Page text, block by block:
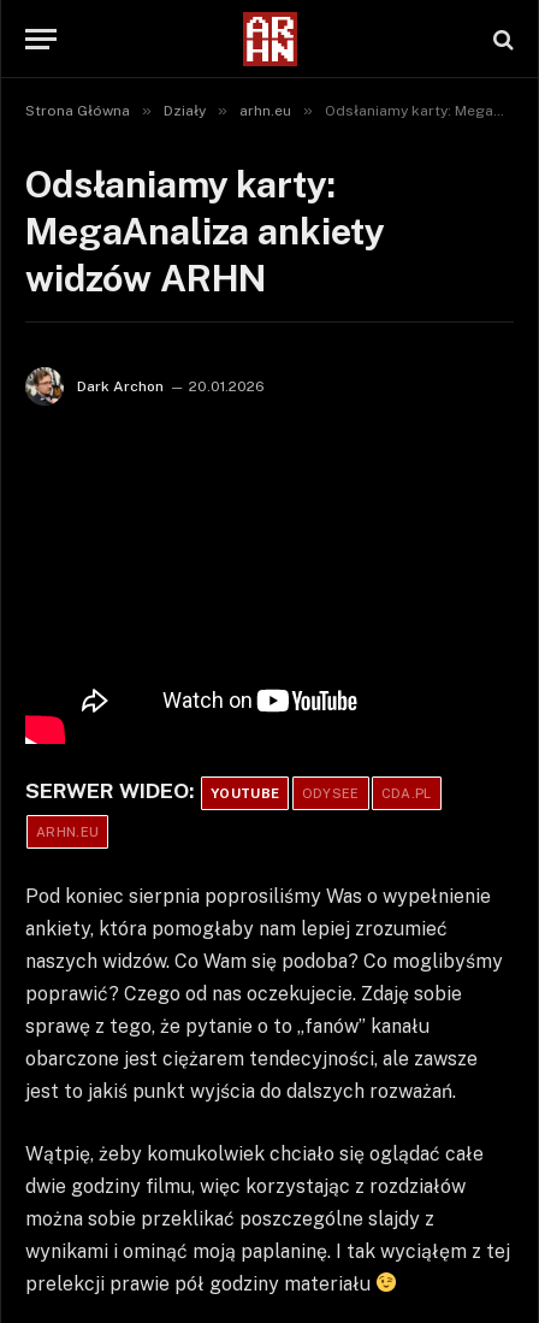
Strona Główna » Działy » arhn.eu » Odsłaniamy karty: MegaAnaliza ankiety widzów ARHN
Odsłaniamy karty:
MegaAnaliza ankiety
widzów ARHN
Dark Archon 20.01.2026
SERWER WIDEO: YOUTUBE ODYSEE CDA.PL
ARHN.EU
Pod koniec sierpnia poprosiliśmy Was o wypełnienie
ankiety, która pomogłaby nam lepiej zrozumieć
naszych widzów. Co Wam się podoba? Co moglibyśmy
poprawić? Czego od nas oczekujecie. Zdaję sobie
sprawę z tego, że pytanie o to „fanów” kanału
obarczone jest ciężarem tendecyjności, ale zawsze
jest to jakiś punkt wyjścia do dalszych rozważań.
Wątpię, żeby komukolwiek chciało się oglądać całe
dwie godziny filmu, więc korzystając z rozdziałów
można sobie przeklikać poszczególne slajdy z
wynikami i ominąć moją paplaninę. I tak wyciąłęm z tej
prelekcji prawie pół godziny materiału